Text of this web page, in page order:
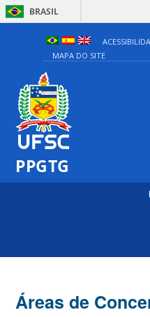
BRASIL
MAPA DO SITE
PPGTG
Áreas de